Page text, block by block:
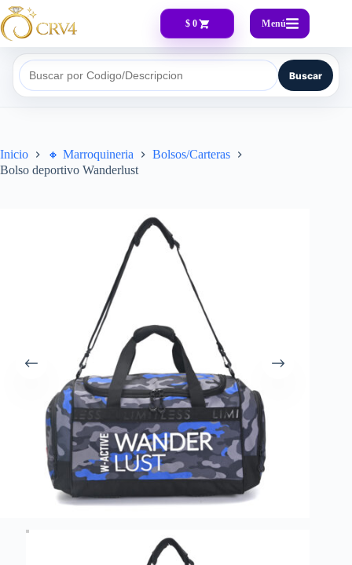
$ 0 Menú
Buscar por Codigo/Descripcion Buscar
Inicio 🔸​ Marroquineria
Bolsos/Carteras
Bolso deportivo Wanderlust